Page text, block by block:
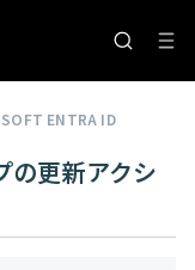
ENTRA ID
更新アクシ